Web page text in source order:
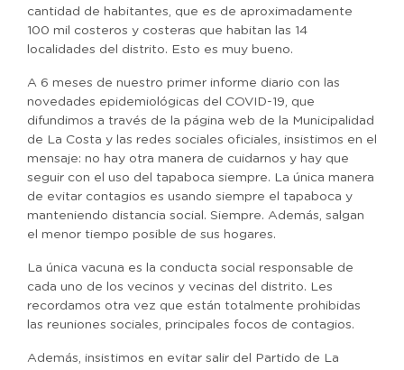
cantidad de habitantes, que es de aproximadamente
100 mil costeros y costeras que habitan las 14
localidades del distrito. Esto es muy bueno.
A 6 meses de nuestro primer informe diario con las
novedades epidemiológicas del COVID-19, que
difundimos a través de la página web de la Municipalidad
de La Costa y las redes sociales oficiales, insistimos en el
mensaje: no hay otra manera de cuidarnos y hay que
seguir con el uso del tapaboca siempre. La única manera
de evitar contagios es usando siempre el tapaboca y
manteniendo distancia social. Siempre. Además, salgan
el menor tiempo posible de sus hogares.
La única vacuna es la conducta social responsable de
cada uno de los vecinos y vecinas del distrito. Les
recordamos otra vez que están totalmente prohibidas
las reuniones sociales, principales focos de contagios.
Además, insistimos en evitar salir del Partido de La